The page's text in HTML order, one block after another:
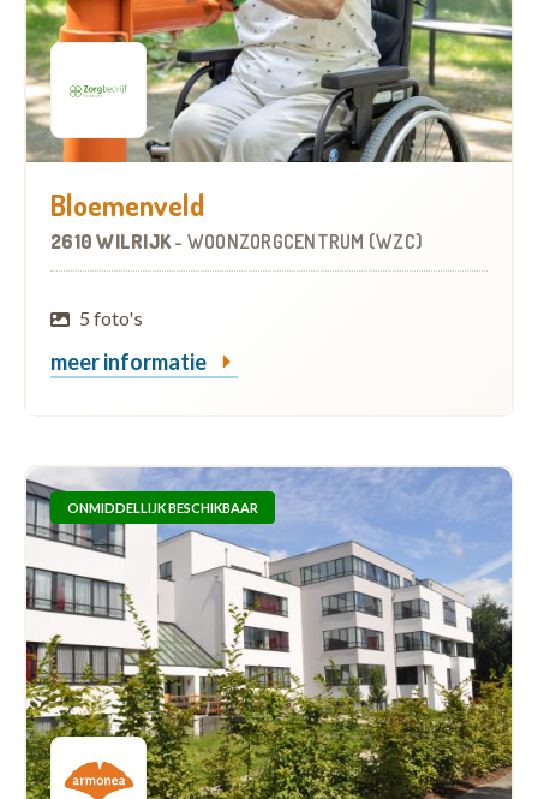
Bloemenveld
2610 WILRIJK- WOONZORGCENTRUM (WZC)
5 foto's
meer informatie
ONMIDDELLIJK BESCHIKBAAR